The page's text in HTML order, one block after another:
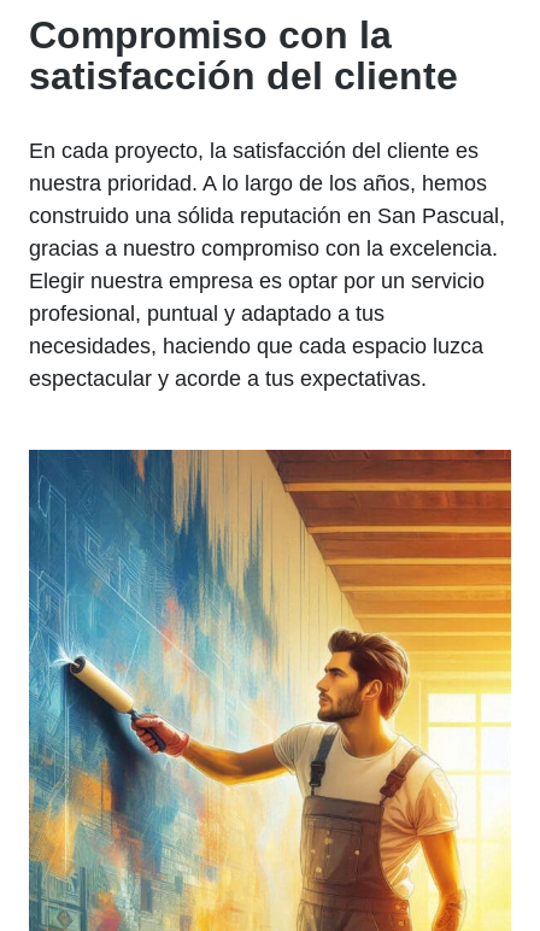
Compromiso con la
satisfacción del cliente
En cada proyecto, la satisfacción del cliente es
nuestra prioridad. A lo largo de los años, hemos
construido una sólida reputación en San Pascual,
gracias a nuestro compromiso con la excelencia.
Elegir nuestra empresa es optar por un servicio
profesional, puntual y adaptado a tus
necesidades, haciendo que cada espacio luzca
espectacular y acorde a tus expectativas.